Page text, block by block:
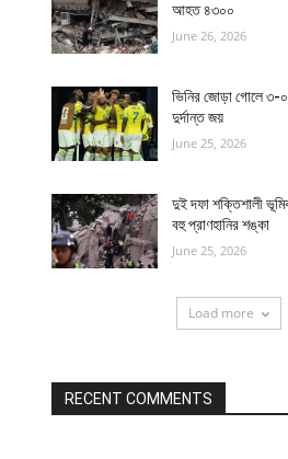
আহত ৪৩০০
June 26, 2026
ভিনির জোড়া গোলে ৩-০
দুর্দান্ত জয়
June 25, 2026
দুই দফা শক্তিশালী
বহু প্রাণহানির শঙ্কা
June 25, 2026
Load more
RECENT COMMENTS